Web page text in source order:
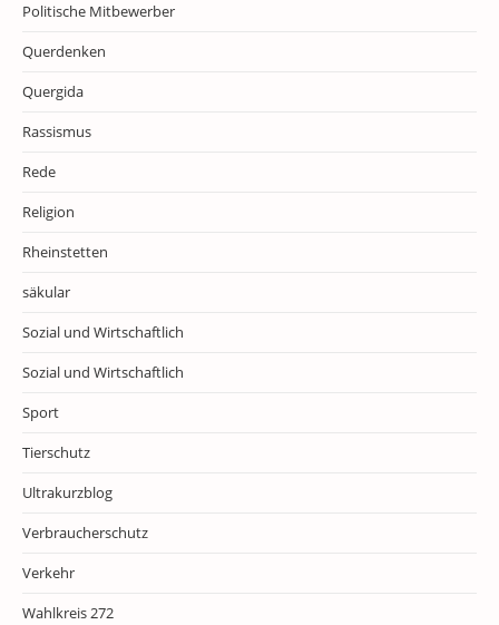
Politische Mitbewerber
Querdenken
Quergida
Rassismus
Rede
Religion
Rheinstetten
säkular
Sozial und Wirtschaftlich
Sozial und Wirtschaftlich
Sport
Tierschutz
Ultrakurzblog
Verbraucherschutz
Verkehr
Wahlkreis 272